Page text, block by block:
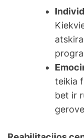
teikia
bet ir